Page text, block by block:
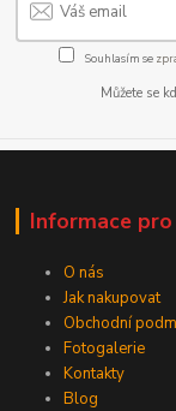
Souhlasím se
Můžete se
Informace
O nás
Jak nakupovat
Obchodní
Fotogalerie
Kontakty
Blog